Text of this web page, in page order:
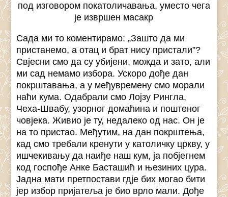
под изговором покатоличавања, уместо чега
је извршен масакр
Сада ми то коментирамо: „Зашто да ми
пристанемо, а отац и брат нису пристали”?
Свјесни смо да су убијени, можда и зато, али
ми сад немамо избора. Ускоро дође дан
покрштавања, а у међувремену смо морали
наћи кума. Одабрали смо Лојзу Рингла,
Чеха-Швабу, узорног домаћина и поштеног
човјека. Живио је ту, недалеко од нас. Он је
на то пристао. Међутим, на дан покрштења,
кад смо требали кренути у католичку цркву, у
ишчекивању да наиђе наш кум, ја побјегнем
код госпође Анке Басташић и њезиних цура.
Јадна мати претпостави гдје бих могао бити
јер избор пријатеља је био врло мали. Дође